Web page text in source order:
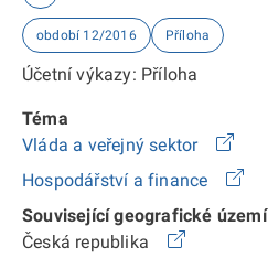
období 12/2016 Příloha
Účetní výkazy: Příloha
Téma
Vláda a veřejný sektor
Hospodářství a finance
Související geografické území
Česká republika